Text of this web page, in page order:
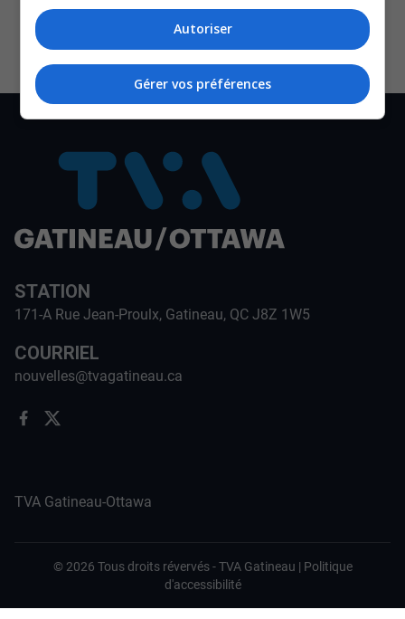
STATION
171-A Rue Jean-Proulx, Gatineau, QC J8Z 1W5
COURRIEL
nouvelles@tvagatineau.ca
TVA Gatineau-Ottawa
© 2026 Tous droits révervés -TVA Gatineau | Politique
d'accessibilité
Autoriser
Gérer vos préférences